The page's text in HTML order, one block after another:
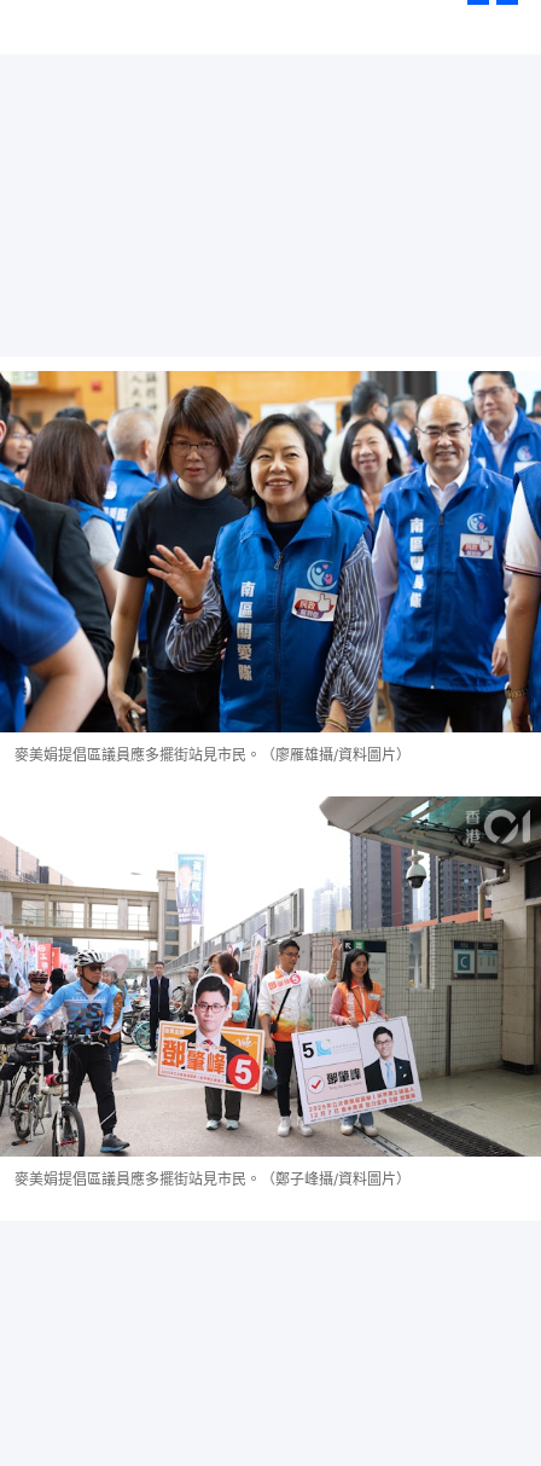
麥美娟提倡區議員應多擺街站見市民。（廖雁雄攝/資料圖片）
麥美娟提倡區議員應多擺街站見市民。（鄭子峰攝/資料圖片）